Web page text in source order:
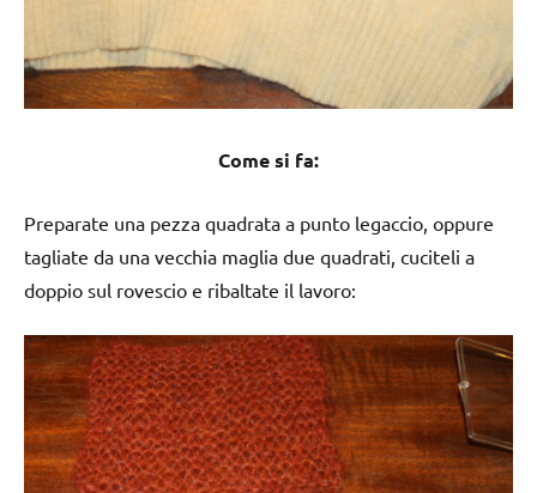
Come si fa:
Preparate una pezza quadrata a punto legaccio, oppure
tagliate da una vecchia maglia due quadrati, cuciteli a
doppio sul rovescio e ribaltate il lavoro: